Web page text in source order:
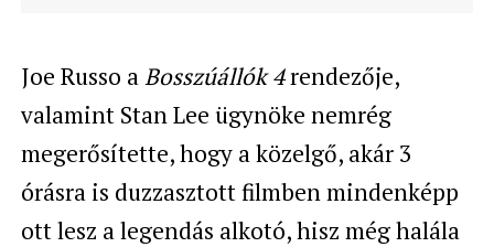
Joe Russo aBosszúállók 4rendezője,
valamint Stan Lee ügynöke nemrég
megerősítette, hogy a közelgő, akár 3
órásra is duzzasztott filmben mindenképp
ott lesz a legendás alkotó, hisz még halála